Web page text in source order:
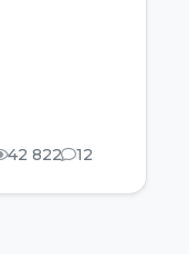
42 822 12